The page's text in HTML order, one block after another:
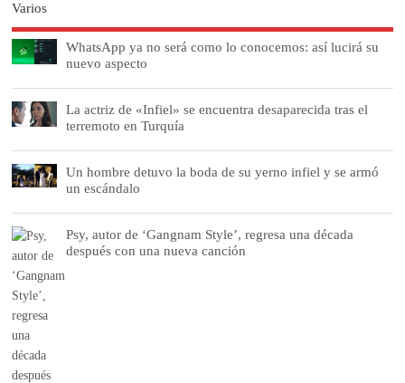
Varios
WhatsApp ya no será como lo conocemos: así lucirá su
nuevo aspecto
La actriz de «Infiel» se encuentra desaparecida tras el
terremoto en Turquía
Un hombre detuvo la boda de su yerno infiel y se armó
un escándalo
Psy, autor de ‘Gangnam Style’, regresa una década
después con una nueva canción